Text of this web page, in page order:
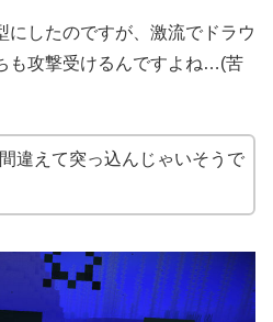
したのですが、激流でドラウ
も攻撃受けるんですよね…(苦
違えて突っ込んじゃいそうで